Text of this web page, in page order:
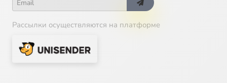
Рассылки осуществляются на платформе